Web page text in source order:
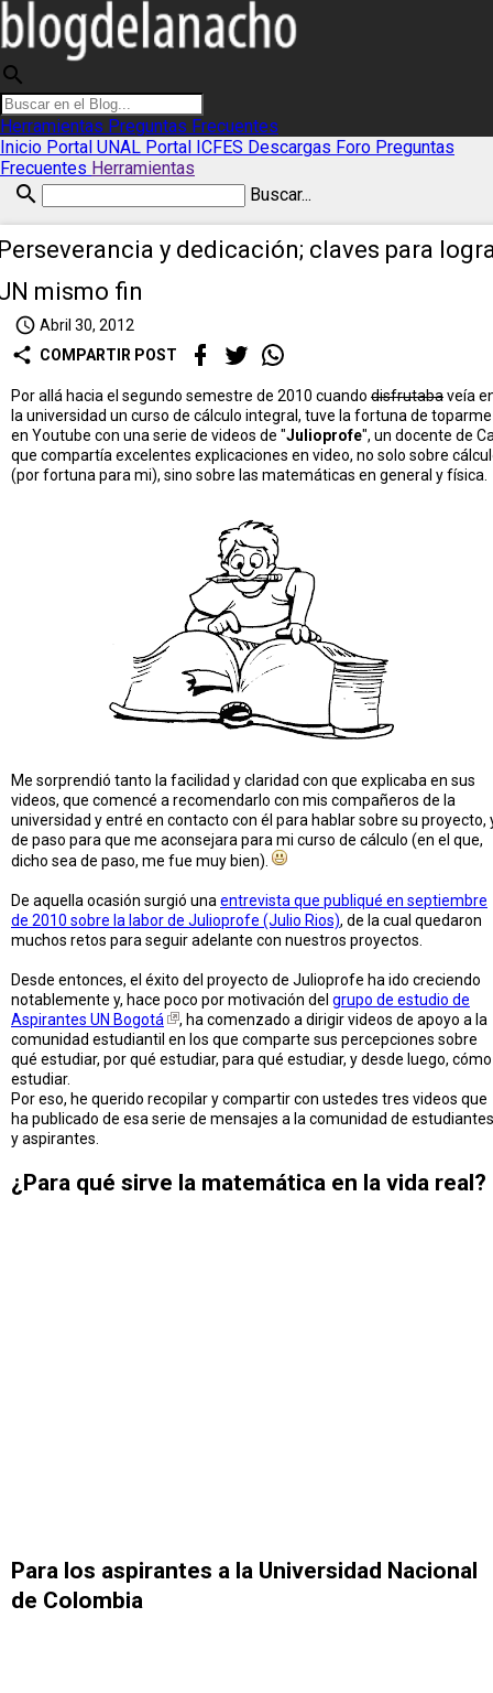
search
Herramientas Preguntas Frecuentes
Inicio Portal UNAL Portal ICFES Descargas Foro Preguntas
Frecuentes Herramientas
search Buscar...
y dedicación; claves para
mismo fin
access_time Abril 30, 2012
share COMPARTIR POST
Por allá hacia el segundo semestre de 2010 cuando disfrutabaveía
la universidad un curso de cálculo integral, tuve la fortuna de toparme
en Youtube con una serie de videos de "Julioprofe", un docente de
que compartía excelentes explicaciones en video, no solo sobre
(por fortuna para mi), sino sobre las matemáticas en general y física.
Me sorprendió tanto la facilidad y claridad con que explicaba en sus
videos, que comencé a recomendarlo con mis compañeros de la
universidad y entré en contacto con él para hablar sobre su proyecto,
de paso para que me aconsejara para mi curso de cálculo (en el que,
dicho sea de paso, me fue muy bien).
De aquella ocasión surgió una entrevista que publiqué en septiembre
de 2010 sobre la labor de Julioprofe (Julio Rios), de la cual quedaron
muchos retos para seguir adelante con nuestros proyectos.
Desde entonces, el éxito del proyecto de Julioprofe ha ido creciendo
notablemente y, hace poco por motivación del grupo de estudio de
Aspirantes UN Bogotá
, ha comenzado a dirigir videos de apoyo a la
comunidad estudiantil en los que comparte sus percepciones sobre
qué estudiar, por qué estudiar, para qué estudiar, y desde luego, cómo
estudiar.
Por eso, he querido recopilar y compartir con ustedes tres videos que
ha publicado de esa serie de mensajes a la comunidad de estudiantes
y aspirantes.
¿Para qué sirve la matemática en la vida real?
Para los aspirantes a la Universidad Nacional
de Colombia